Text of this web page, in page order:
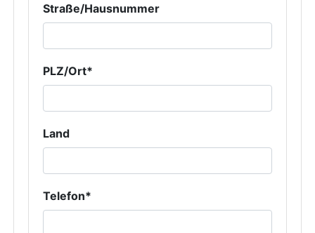
Straße/Hausnummer
PLZ/Ort*
Land
Telefon*